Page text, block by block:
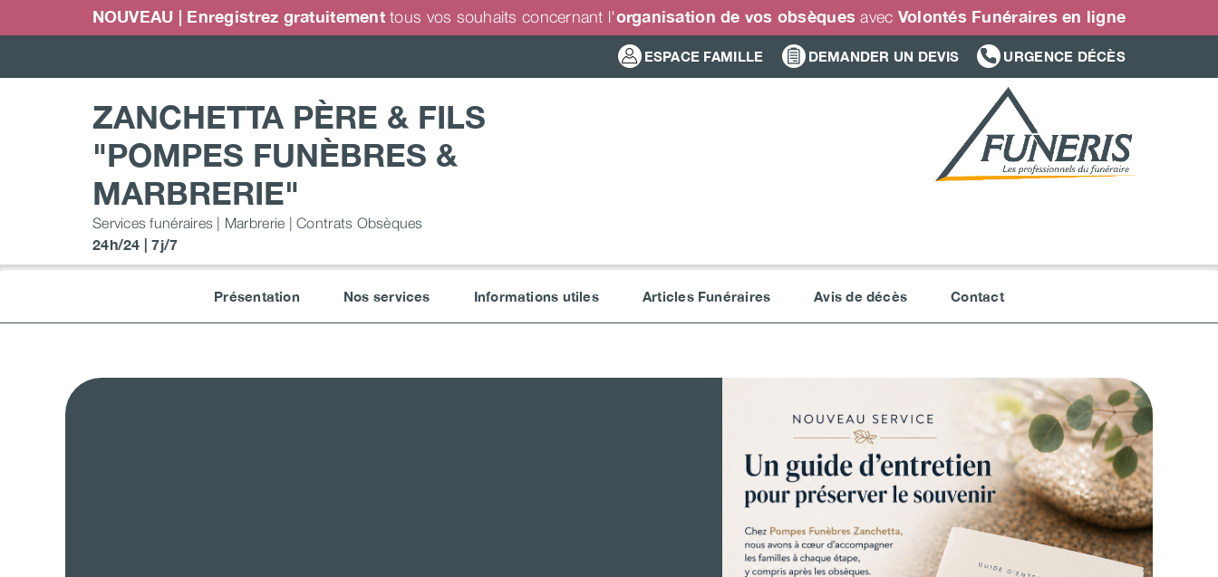
au
NOUVEAU | Enregistrez gratuitement tous vos souhaits concernant l'organisation de vos obsèques avec Volontés Funéraires en ligne
ESPACE FAMILLE DEMANDER UN DEVIS URGENCE DÉCÈS
ZANCHETTA PÈRE & FILS
"POMPES FUNÈBRES &
MARBRERIE"
Services funéraires | Marbrerie | Contrats Obsèques
24h/24 | 7j/7
Présentation Nos services Informations utiles Articles Funéraires Avis de décès Contact